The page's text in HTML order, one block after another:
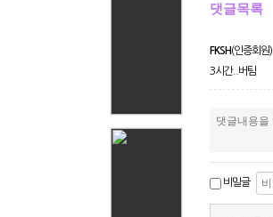
댓글목록
FKSH(인증회원)
3시간..버팀
비밀글